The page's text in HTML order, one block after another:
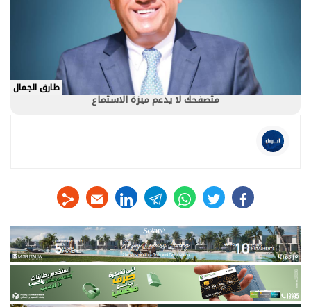
طارق الجمال
متصفحك لا يدعم ميزة الاستماع
facebook
twitter
whats
telegram
linkedin